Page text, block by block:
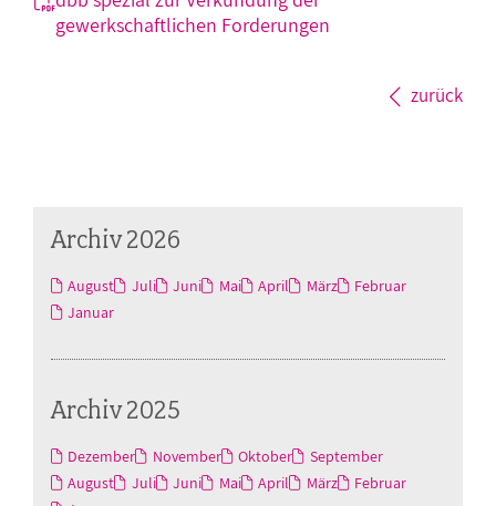
gewerkschaftlichen Forderungen
zurück
Archiv 2026
August Juli Juni Mai April März
Februar
Januar
Archiv 2025
Dezember November Oktober
September
August
Juli Juni Mai April März
Februar